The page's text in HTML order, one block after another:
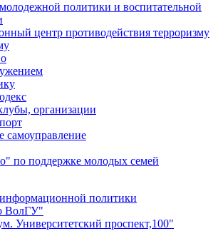
политики и воспитательной
центр противодействия терроризму
организации
самоуправление
по поддержке молодых семей
политики
ВолГУ"
Университетский проспект,100"